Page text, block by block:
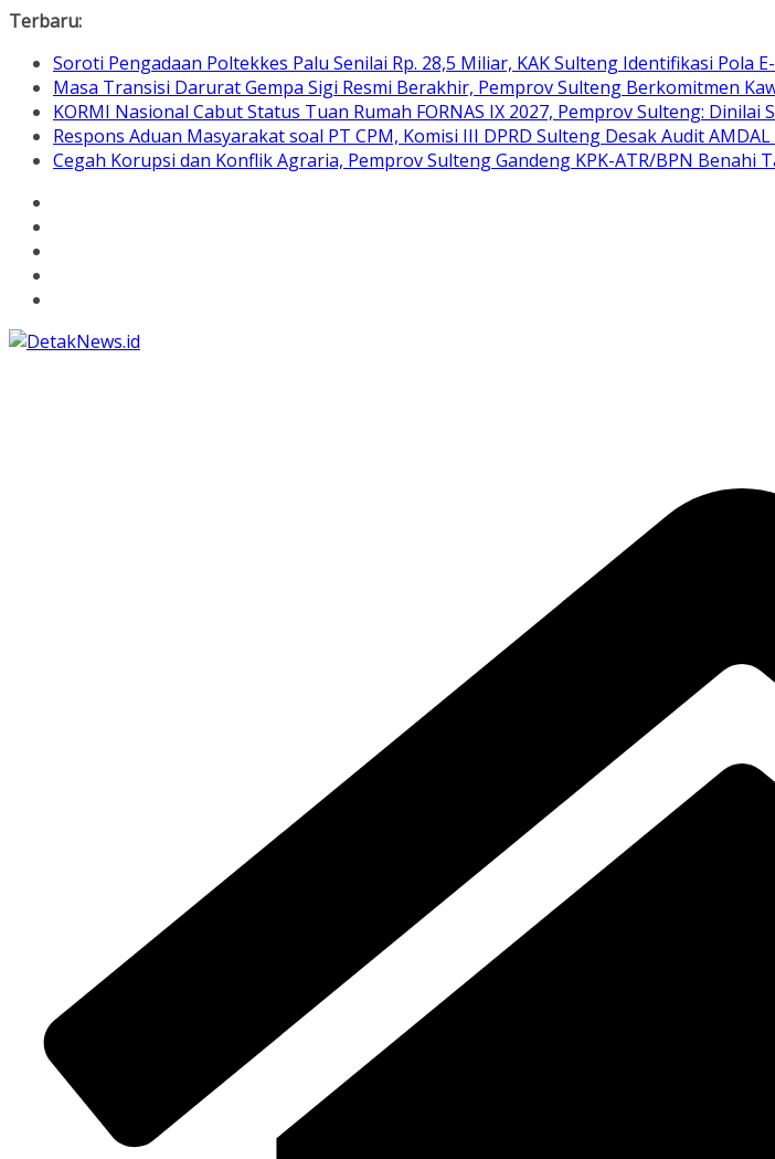
Skip
content
Terbaru:
Soroti Pengadaan Poltekkes Palu Senilai Rp. 28,5 Miliar, KAK Sulteng Identifikasi Pola
Masa Transisi Darurat Gempa Sigi Resmi Berakhir, Pemprov Sulteng Berkomitmen
KORMI Nasional Cabut Status Tuan Rumah FORNAS IX 2027, Pemprov Sulteng:
Respons Aduan Masyarakat soal PT CPM, Komisi III DPRD Sulteng Desak Audit
Cegah Korupsi dan Konflik Agraria, Pemprov Sulteng Gandeng KPK-ATR/BPN Benahi